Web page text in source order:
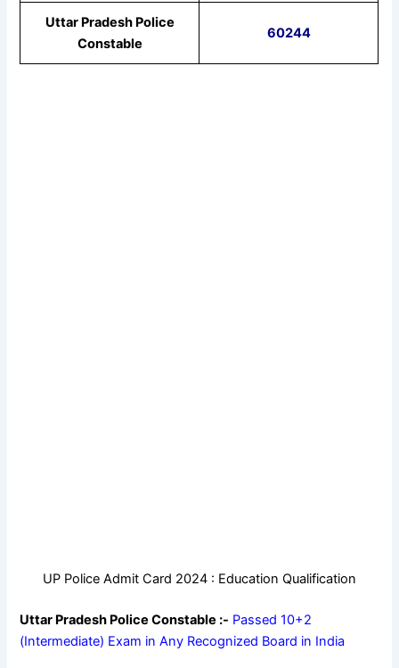
Uttar Pradesh Police
Constable
60244
UP Police Admit Card 2024 : Education Qualification
Uttar Pradesh Police Constable :- Passed 10+2
(Intermediate) Exam in Any Recognized Board in India